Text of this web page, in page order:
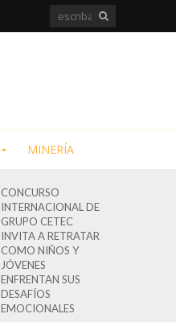
MINERÍA
CONCURSO
INTERNACIONAL DE
GRUPO CETEC
INVITA A RETRATAR
COMO NIÑOS Y
JÓVENES
ENFRENTAN SUS
DESAFÍOS
EMOCIONALES